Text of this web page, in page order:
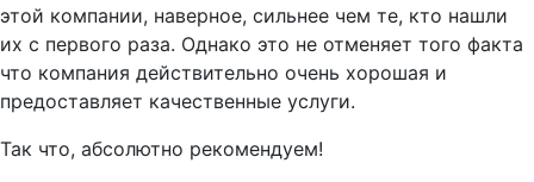
этой компании, наверное, сильнее чем те, кто нашли
их с первого раза. Однако это не отменяет того факта
что компания действительно очень хорошая и
предоставляет качественные услуги.
Так что, абсолютно рекомендуем!